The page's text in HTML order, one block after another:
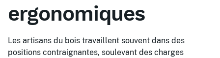
ergonomiques
Les artisans du bois travaillent souvent dans des
positions contraignantes, soulevant des charges